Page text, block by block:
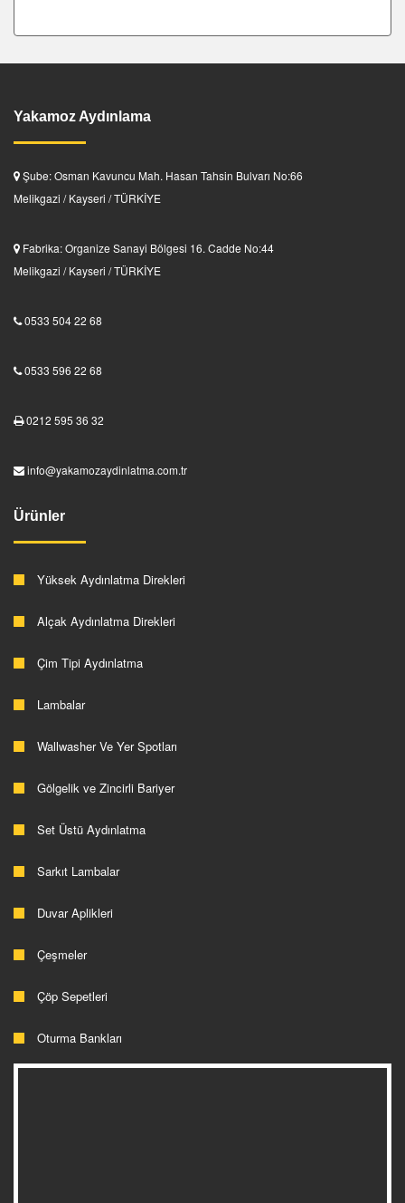
Yakamoz Aydınlama
Şube: Osman Kavuncu Mah. Hasan Tahsin Bulvarı No:66
Melikgazi / Kayseri / TÜRKİYE
Fabrika: Organize Sanayi Bölgesi 16. Cadde No:44
Melikgazi / Kayseri / TÜRKİYE
0533 504 22 68
0533 596 22 68
0212 595 36 32
info@yakamozaydinlatma.com.tr
Ürünler
Yüksek Aydınlatma Direkleri
Alçak Aydınlatma Direkleri
Çim Tipi Aydınlatma
Lambalar
Wallwasher Ve Yer Spotları
Gölgelik ve Zincirli Bariyer
Set Üstü Aydınlatma
Sarkıt Lambalar
Duvar Aplikleri
Çeşmeler
Çöp Sepetleri
Oturma Bankları